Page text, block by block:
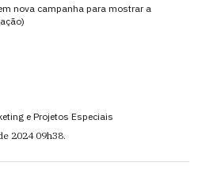
nova campanha para mostrar a
e Projetos Especiais
2024 09h38.